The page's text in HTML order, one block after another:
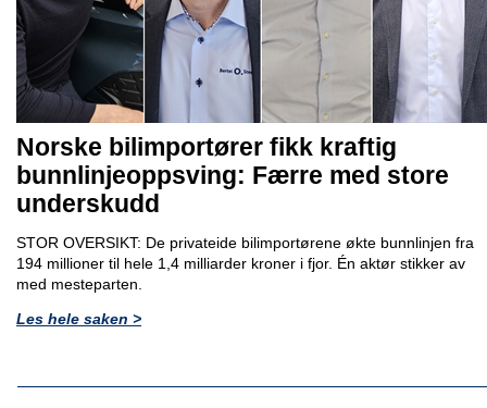
Norske bilimportører fikk kraftig
bunnlinjeoppsving: Færre med store
underskudd
STOR OVERSIKT: De privateide bilimportørene økte bunnlinjen fra
194 millioner til hele 1,4 milliarder kroner i fjor. Én aktør stikker av
med mesteparten.
Les hele saken >